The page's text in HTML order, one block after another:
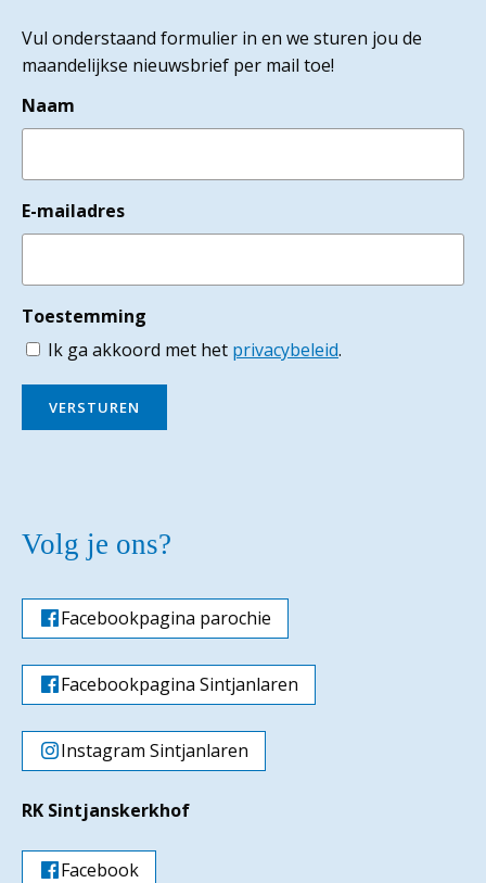
Vul onderstaand formulier in en we sturen jou de
maandelijkse nieuwsbrief per mail toe!
Naam
E-mailadres
Toestemming
Ik ga akkoord met het privacybeleid.
VERSTUREN
Volg je ons?
Facebookpagina parochie
Facebookpagina Sintjanlaren
Instagram Sintjanlaren
RK Sintjanskerkhof
Facebook